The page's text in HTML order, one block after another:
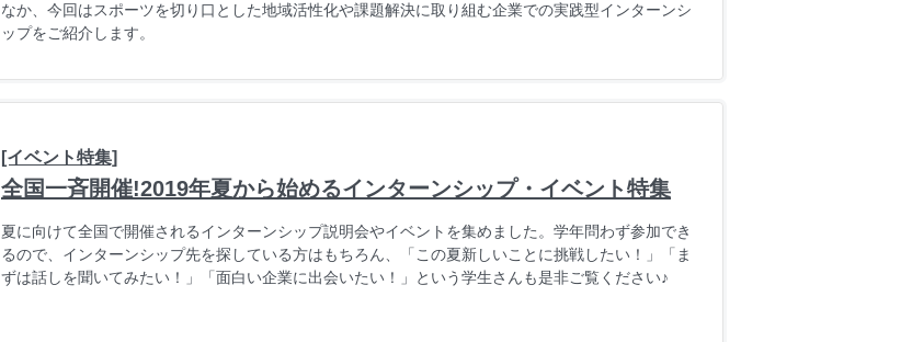
なか、今回はスポーツを切り口とした地域活性化や課題解決に取り組む企業での実践型インターンシ
ップをご紹介します。
[イベント特集]
全国一斉開催!2019年夏から始めるインターンシップ・イベント特集
夏に向けて全国で開催されるインターンシップ説明会やイベントを集めました。学年問わず参加でき
るので、インターンシップ先を探している方はもちろん、「この夏新しいことに挑戦したい！」「ま
ずは話しを聞いてみたい！」「面白い企業に出会いたい！」という学生さんも是非ご覧ください♪